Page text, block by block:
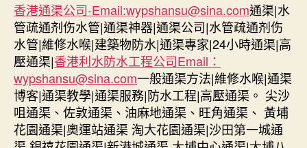
香港通渠公司-Email:wypshansu@sina.com通渠|水
管疏通剂伤水管|通渠神器|通渠公司|水管疏通剂伤
水管|維修水喉|建築物防水|通渠專家|24小時通渠|高
壓通渠|香港利水防水工程公司Email：
wypshansu@sina.com一般通渠方法|維修水喉|通渠
博客|通渠教學|通渠服務|防水工程|高壓通渠。 尖沙
咀通渠、佐敦通渠、油麻地通渠、旺角通渠、 黃埔
花園通渠|奧運站通渠 淘大花園通渠|沙田第一城通